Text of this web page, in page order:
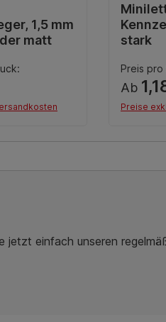
von 0 von 5 Sternen
1,5 mm
matt
stark
Preis pro
Ab
Preise
jetzt einfach unseren